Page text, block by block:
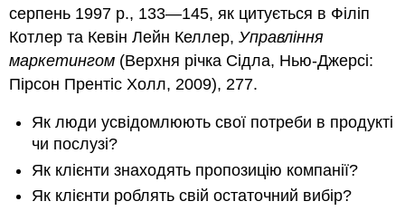
серпень 1997 р., 133—145, як цитується в Філіп
Котлер та Кевін Лейн Келлер,Управління
маркетингом (Верхня річка Сідла, Нью-Джерсі:
Пірсон Прентіс Холл, 2009), 277.
Як люди усвідомлюють свої потреби в продукті
чи послузі?
Як клієнти знаходять пропозицію компанії?
Як клієнти роблять свій остаточний вибір?